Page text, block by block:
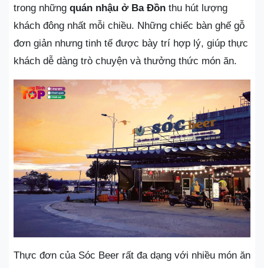
trong những quán nhậu ở Ba Đồn thu hút lượng
khách đông nhất mỗi chiều. Những chiếc bàn ghế gỗ
đơn giản nhưng tinh tế được bày trí hợp lý, giúp thực
khách dễ dàng trò chuyện và thưởng thức món ăn.
Thực đơn của Sóc Beer rất đa dạng với nhiều món ăn